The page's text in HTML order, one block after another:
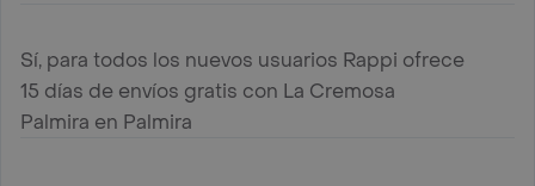
Sí, para todos los nuevos usuarios Rappi ofrece
15 días de envíos gratis con La Cremosa
Palmira en Palmira